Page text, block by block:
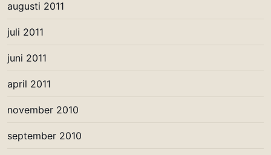
augusti 2011
juli 2011
juni 2011
april 2011
november 2010
september 2010